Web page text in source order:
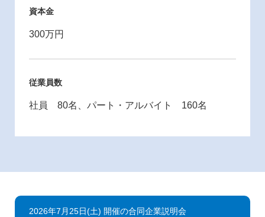
資本金
300万円
従業員数
社員 80名、パート・アルバイト 160名
2026年7月25日(土) 開催の合同企業説明会